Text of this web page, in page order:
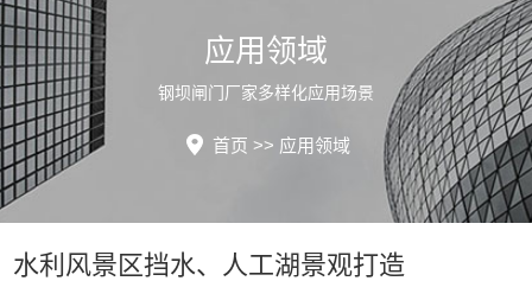
应用领域
钢坝闸门厂家多样化应用场景
首页 >> 应用领域
水利风景区挡水、人工湖景观打造